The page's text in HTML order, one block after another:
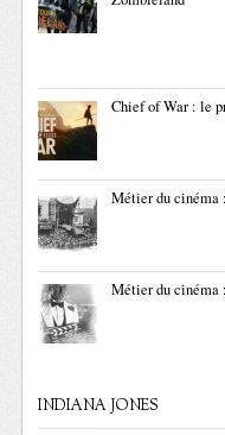
Chief of War : le
Métier du cinéma
Métier du cinéma
INDIANA JONES